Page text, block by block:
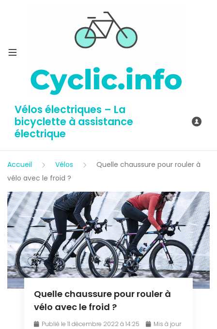
Vélos électriques – La
bicyclette à assistance
électrique
Accueil Vélos
Quelle chaussure pour rouler à
vélo avec le froid ?
Quelle chaussure pour rouler à
vélo avec le froid ?
Publié le 11 décembre 2022 à 14:25
Mis à jour